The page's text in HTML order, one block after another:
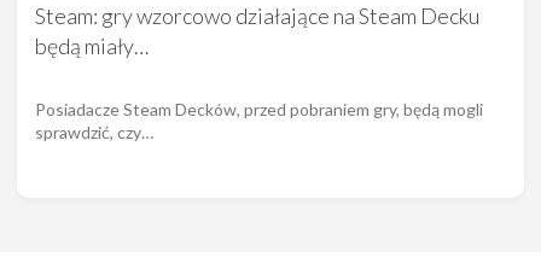
Steam: gry wzorcowo działające na Steam Decku
będą miały…
Posiadacze Steam Decków, przed pobraniem gry, będą mogli
sprawdzić, czy…